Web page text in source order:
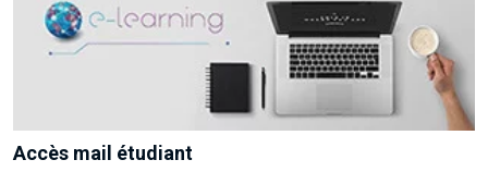
Accès mail étudiant